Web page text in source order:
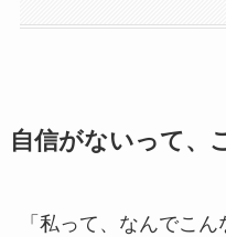
自信がないって、
「私って、なんでこ